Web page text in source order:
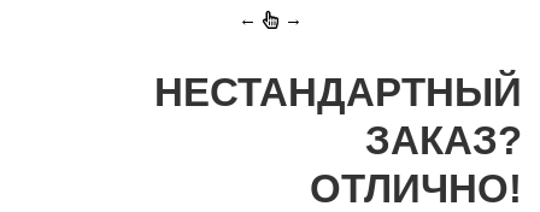
← →
НЕСТАНДАРТНЫЙ
ЗАКАЗ?
ОТЛИЧНО!